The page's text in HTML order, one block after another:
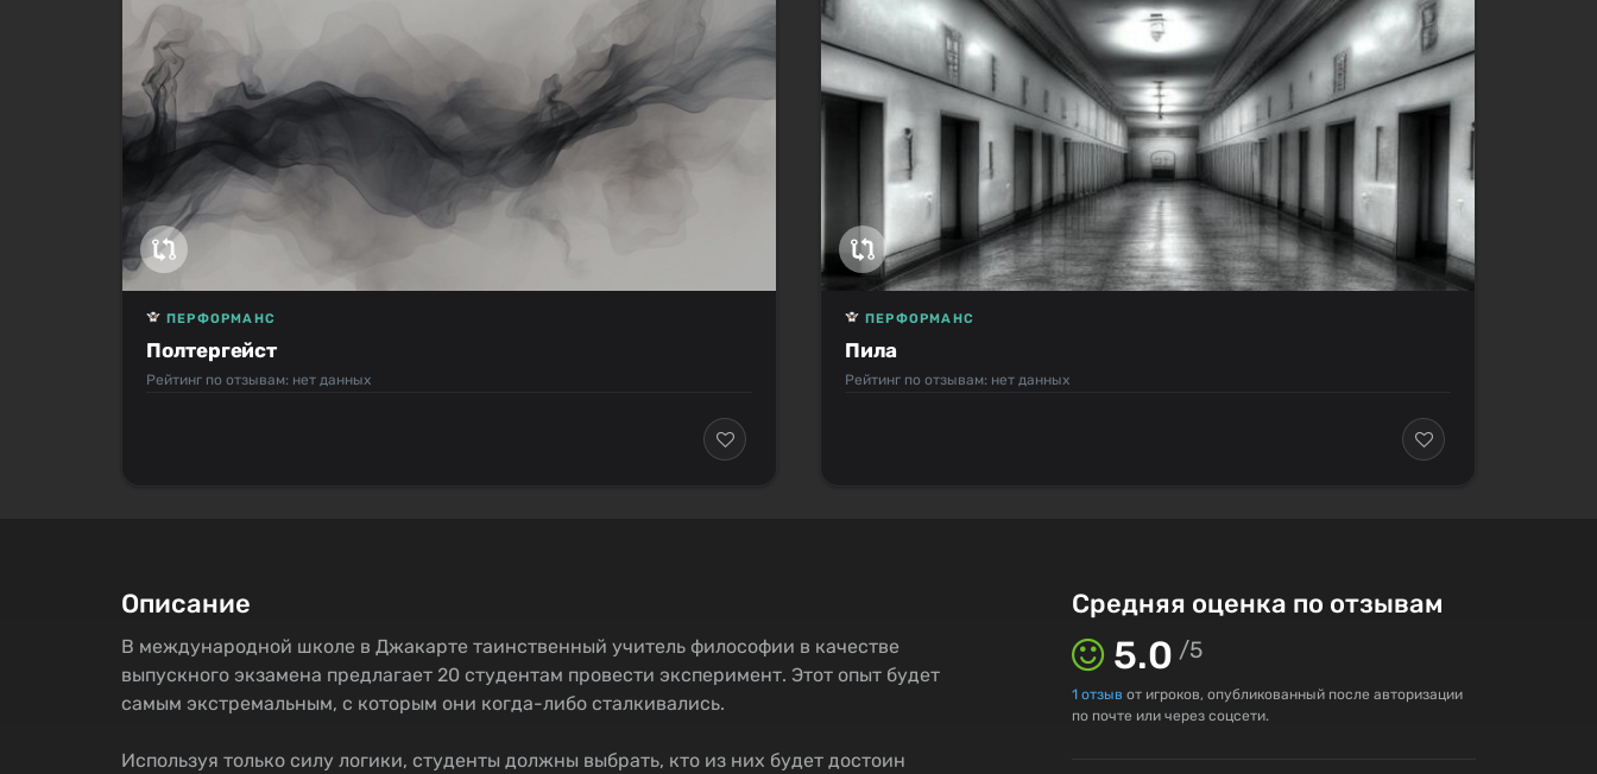
Полтергейст
ПЕРФОРМАНС
Рейтинг по отзывам: нет данных
Пила
ПЕРФОРМАНС
Рейтинг по отзывам: нет данных
Средняя оценка по отзывам
5.0 /5
1 отзыв от игроков, опубликованный после авторизации
по почте или через соцсети.
Описание
В международной школе в Джакарте таинственный учитель философии в качестве
выпускного экзамена предлагает 20 студентам провести эксперимент. Этот опыт будет
самым экстремальным, с которым они когда-либо сталкивались.
Используя только силу логики, студенты должны выбрать, кто из них будет достоин